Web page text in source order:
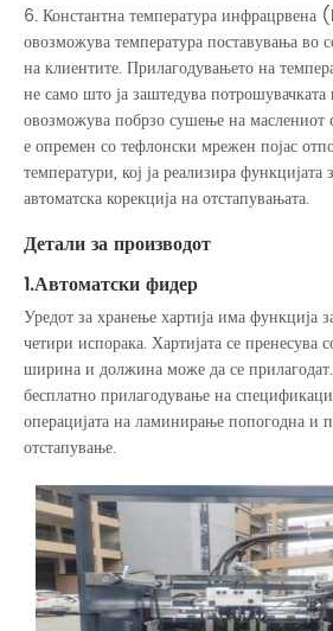
6. Константна температура инфрацрвена
овозможува температура поставувања во
на клиентите. Прилагодувањето на
не само што ја заштедува потрошувачката
овозможува побрзо сушење на маслениот
е опремен со тефлонски мрежен појас
температури, кој ја реализира функцијата
автоматска корекција на отстапувањата.
Детали за производот
1.Автоматски фидер
Уредот за хранење хартија има функција
четири испорака. Хартијата се пренесува
ширина и должина може да се
бесплатно прилагодување на
операцијата на ламинирање попогодна и
отстапување.